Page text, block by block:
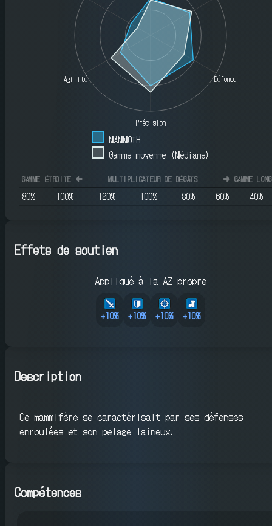
Défense
Précision
Agilité
MAMMOTH
Gamme moyenne (Médiane)
GAMME ÉTROITE ⬅️ MULTIPLICATEUR DE DÉGÂTS ➡️ GAMME
80% 100% 120% 100% 80% 60% 40%
Effets de soutien
Appliqué à la AZ propre
+10% +10% +10% +10%
Description
Ce mammifère se caractérisait par ses défenses
enroulées et son pelage laineux.
Compétences